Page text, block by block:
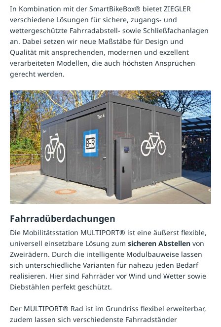
In Kombination mit der SmartBikeBox® bietet ZIEGLER
verschiedene Lösungen für sichere, zugangs- und
wettergeschützte Fahrradabstell- sowie Schließfachanlagen
an. Dabei setzen wir neue Maßstäbe für Design und
Qualität mit ansprechenden, modernen und exzellent
verarbeiteten Modellen, die auch höchsten Ansprüchen
gerecht werden.
Fahrradüberdachungen
Die Mobilitätsstation MULTIPORT® ist eine äußerst flexible,
universell einsetzbare Lösung zum sicheren Abstellen von
Zweirädern. Durch die intelligente Modulbauweise lassen
sich unterschiedliche Varianten für nahezu jeden Bedarf
realisieren. Hier sind Fahrräder vor Wind und Wetter sowie
Diebstählen perfekt geschützt.
Der MULTIPORT® Rad ist im Grundriss flexibel erweiterbar,
zudem lassen sich verschiedenste Fahrradständer